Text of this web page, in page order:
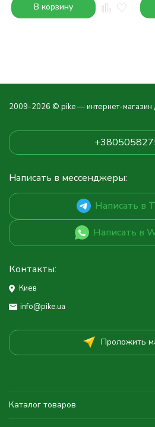
В корзину
2009-2026 © pike — интернет-магазин
Написать в мессенджеры:
Написать в
Написать в
Контакты:
Киев
info@pike.ua
Проложить
Каталог товаров